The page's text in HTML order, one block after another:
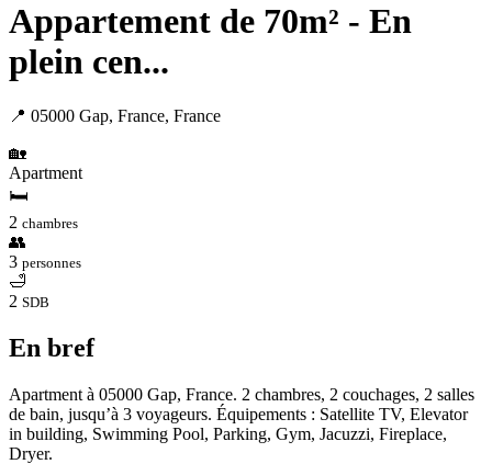
Appartement de 70m² - En
plein cen...
📍 05000 Gap, France, France
🏡
Apartment
🛏
2 chambres
👥
3 personnes
🛁
2 SDB
En bref
Apartment à 05000 Gap, France. 2 chambres, 2 couchages, 2 salles
de bain, jusqu’à 3 voyageurs. Équipements : Satellite TV, Elevator
in building, Swimming Pool, Parking, Gym, Jacuzzi, Fireplace,
Dryer.